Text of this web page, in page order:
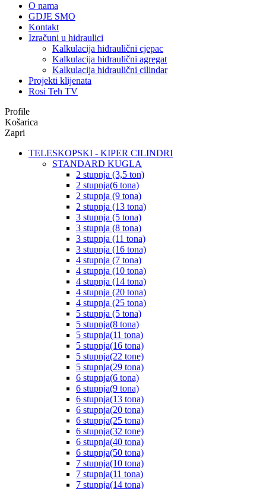
O nama
GDJE SMO
Kontakt
Izračuni u hidraulici
Kalkulacija hidraulični cjepac
Kalkulacija hidraulični agregat
Kalkulacija hidraulični cilindar
Projekti klijenata
Rosi Teh TV
Profile
Košarica
Zapri
TELESKOPSKI - KIPER CILINDRI
STANDARD KUGLA
2 stupnja (3,5 ton)
2 stupnja(6 tona)
2 stupnja (9 tona)
2 stupnja (13 tona)
3 stupnja (5 tona)
3 stupnja (8 tona)
3 stupnja (11 tona)
3 stupnja (16 tona)
4 stupnja (7 tona)
4 stupnja (10 tona)
4 stupnja (14 tona)
4 stupnja (20 tona)
4 stupnja (25 tona)
5 stupnja (5 tona)
5 stupnja(8 tona)
5 stupnja(11 tona)
5 stupnja(16 tona)
5 stupnja(22 tone)
5 stupnja(29 tona)
6 stupnja(6 tona)
6 stupnja(9 tona)
6 stupnja(13 tona)
6 stupnja(20 tona)
6 stupnja(25 tona)
6 stupnja(32 tone)
6 stupnja(40 tona)
6 stupnja(50 tona)
7 stupnja(10 tona)
7 stupnja(11 tona)
7 stupnja(14 tona)